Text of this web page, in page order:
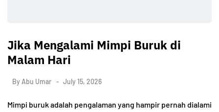
Jika Mengalami Mimpi Buruk di
Malam Hari
By Abu Umar July 15, 2026
Mimpi buruk adalah pengalaman yang hampir pernah dialami